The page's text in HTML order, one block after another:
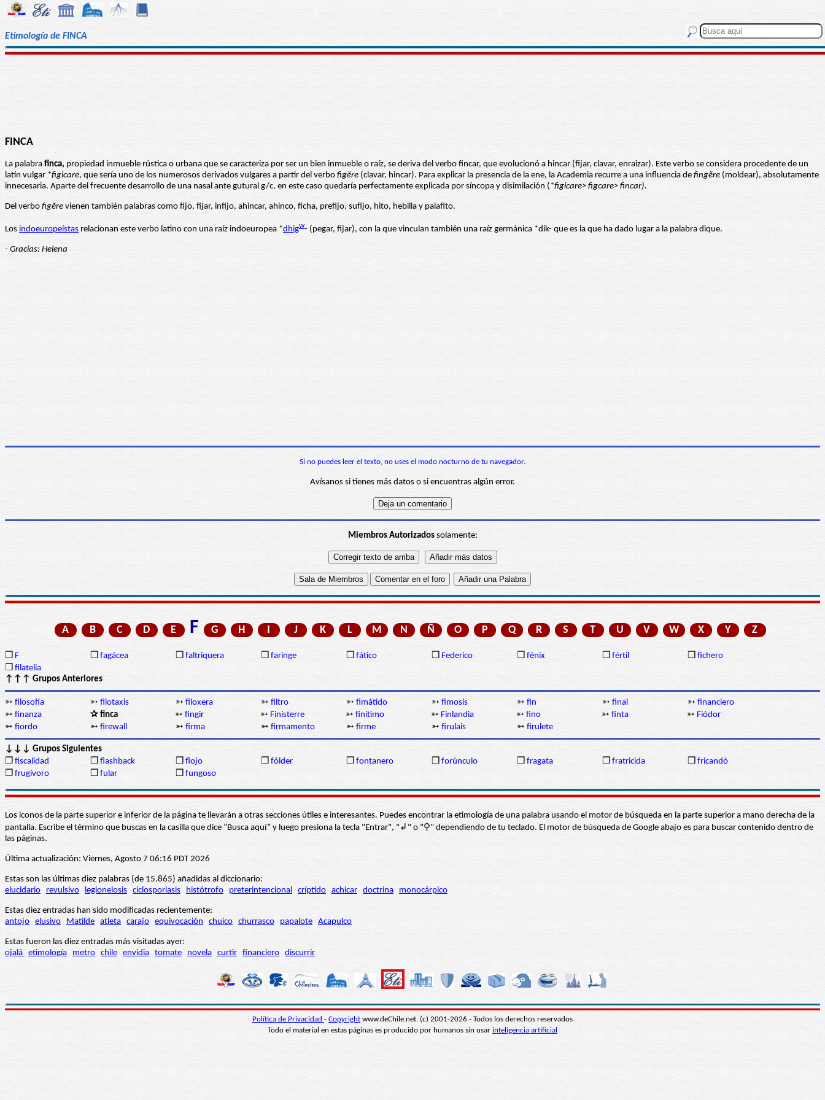
Etimología de FINCA
FINCA
La palabra finca, propiedad inmueble rústica o urbana que se caracteriza por ser un bien inmueble o raíz, se deriva del verbo fincar, que evolucionó a hincar (fijar, clavar, enraizar). Este verbo se considera procedente de un
latín vulgar *figicare, que sería uno de los numerosos derivados vulgares a partir del verbo figĕre (clavar, hincar). Para explicar la presencia de la ene, la Academia recurre a una influencia de fingĕre (moldear), absolutamente
innecesaria. Aparte del frecuente desarrollo de una nasal ante gutural g/c, en este caso quedaría perfectamente explicada por síncopa y disimilación (*figicare> figcare> fincar).
Del verbo figĕre vienen también palabras como fijo, fijar, infijo, ahincar, ahinco, ficha, prefijo, sufijo, hito, hebilla y palafito.
Los indoeuropeístas relacionan este verbo latino con una raíz indoeuropea *dhigw- (pegar, fijar), con la que vinculan también una raíz germánica *dik- que es la que ha dado lugar a la palabra dique.
- Gracias: Helena
Si no puedes leer el texto, no uses el modo nocturno de tu navegador.
Avísanos si tienes más datos o si encuentras algún error.
Miembros Autorizadossolamente:
A B C D E F G H I J K L M N Ñ O P Q R S T U V W X Y Z
❒ F ❒ fagácea ❒ faltriquera ❒ faringe ❒ fático ❒ Federico ❒ fénix ❒ fértil ❒ fichero
❒ filatelia
↑↑↑ Grupos Anteriores
➳ filosofía ➳ filotaxis ➳ filoxera ➳ filtro ➳ fimátido ➳ fimosis ➳ fin ➳ final ➳ financiero
➳ finanza ✰ finca ➳ fingir ➳ Finisterre ➳ finítimo ➳ Finlandia ➳ fino ➳ finta ➳ Fiódor
➳ fiordo ➳ firewall ➳ firma ➳ firmamento ➳ firme ➳ firulais ➳ firulete
↓↓↓ Grupos Siguientes
❒ fiscalidad ❒ flashback ❒ flojo ❒ fólder ❒ fontanero ❒ forúnculo ❒ fragata ❒ fratricida ❒ fricandó
❒ frugívoro ❒ fular ❒ fungoso
Los iconos de la parte superior e inferior de la página te llevarán a otras secciones útiles e interesantes. Puedes encontrar la etimología de una palabra usando el motor de búsqueda en la parte superior a mano derecha de la
pantalla. Escribe el término que buscas en la casilla que dice “Busca aquí” y luego presiona la tecla "Entrar", "↲" o "⚲" dependiendo de tu teclado. El motor de búsqueda de Google abajo es para buscar contenido dentro de
las páginas.
Última actualización: Viernes, Agosto 7 06:16 PDT 2026
Estas son las últimas diez palabras (de 15.865) añadidas al diccionario:
elucidario
revulsivo legionelosis ciclosporiasis histótrofo preterintencional críptido achicar doctrina monocárpico
Estas diez entradas han sido modificadas recientemente:
antojo elusivo Matilde atleta carajo equivocación chuico churrasco papalote Acapulco
Estas fueron las diez entradas más visitadas ayer:
ojalá etimología metro chile envidia tomate novela curtir financiero discurrir
Política de Privacidad - Copyright www.deChile.net. (c) 2001-2026 - Todos los derechos reservados
Todo el material en estas páginas es producido por humanos sin usar inteligencia artificial